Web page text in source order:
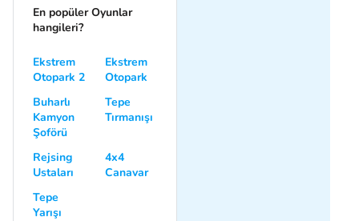
En popüler Oyunlar
hangileri?
Ekstrem
Otopark 2
Ekstrem
Otopark
Buharlı
Kamyon
Şoförü
Tepe
Tırmanışı
Rejsing
Ustaları
4x4
Canavar
Tepe
Yarışı